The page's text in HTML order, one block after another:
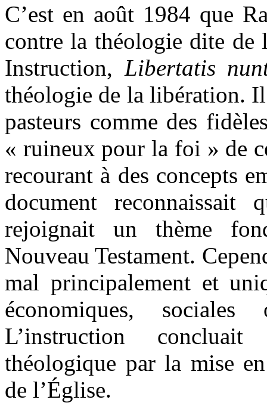
C’est en août 1984 que
contre la théologie dite de
Instruction, Libertatis
théologie de la libération. Il
pasteurs comme des
« ruineux pour la foi » de
recourant à des concepts
document
rejoignait un thème
Nouveau Testament.
mal principalement et
économiques,
L’instruction concluait
théologique par la mise
de l’Église.